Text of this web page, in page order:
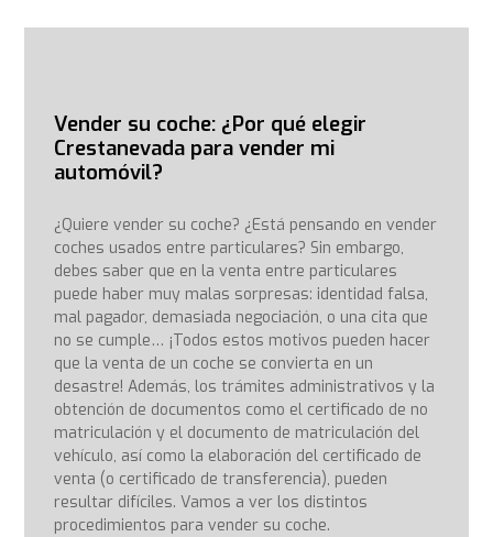
Vender su coche: ¿Por qué elegir
Crestanevada para vender mi
automóvil?
¿Quiere vender su coche? ¿Está pensando en vender
coches usados entre particulares? Sin embargo,
debes saber que en la venta entre particulares
puede haber muy malas sorpresas: identidad falsa,
mal pagador, demasiada negociación, o una cita que
no se cumple… ¡Todos estos motivos pueden hacer
que la venta de un coche se convierta en un
desastre! Además, los trámites administrativos y la
obtención de documentos como el certificado de no
matriculación y el documento de matriculación del
vehículo, así como la elaboración del certificado de
venta (o certificado de transferencia), pueden
resultar difíciles. Vamos a ver los distintos
procedimientos para vender su coche.